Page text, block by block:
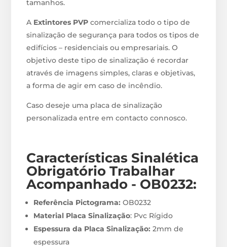
tamanhos.
A Extintores PVP comercializa todo o tipo de
sinalização de segurança para todos os tipos de
edifícios – residenciais ou empresariais. O
objetivo deste tipo de sinalização é recordar
através de imagens simples, claras e objetivas,
a forma de agir em caso de incêndio.
Caso deseje uma placa de sinalização
personalizada entre em contacto connosco.
Características Sinalética
Obrigatório Trabalhar
Acompanhado - OB0232:
Referência Pictograma: OB0232
Material Placa Sinalização: Pvc Rígido
Espessura da Placa Sinalização: 2mm de
espessura